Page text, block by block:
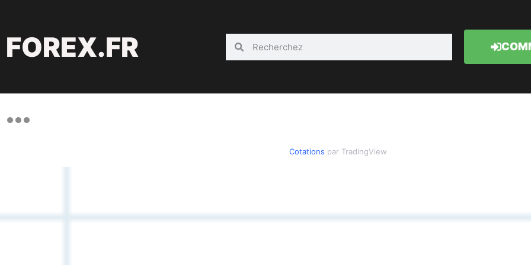
FOREX.FR
Cotations par TradingView